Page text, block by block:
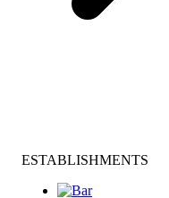
ESTABLISHMENTS